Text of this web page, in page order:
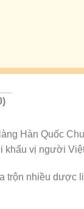
Hàn Quốc
khẩu vị người
trộn nhiều dược